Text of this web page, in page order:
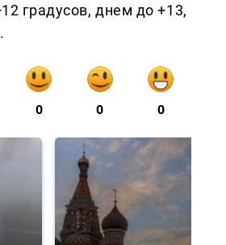
градусов, днем до +13,
0 0 0